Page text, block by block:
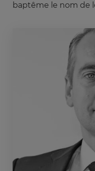
baptême le nom de